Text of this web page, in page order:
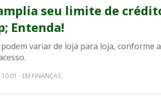
seu limite de
Entenda!
variar de loja para loja, conforme
- EM FINANÇAS